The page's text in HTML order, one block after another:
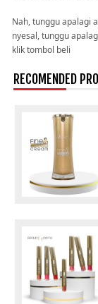
Nah, tunggu apalagi
nyesal, tunggu
klik tombol beli
RECOMENDED